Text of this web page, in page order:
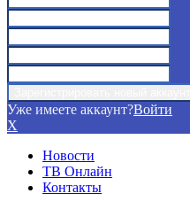
Уже имеете аккаунт?Войти
X
Новости
ТВ Онлайн
Контакты